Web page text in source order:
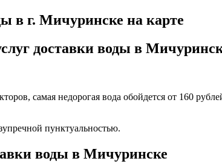
в г. Мичуринске на карте
доставки воды в
самая недорогая вода обойдется от 160
пунктуальностью.
воды в Мичуринске